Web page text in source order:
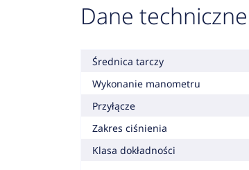
Dane techniczne
Średnica tarczy
Wykonanie manometru
Przyłącze
Zakres ciśnienia
Klasa dokładności